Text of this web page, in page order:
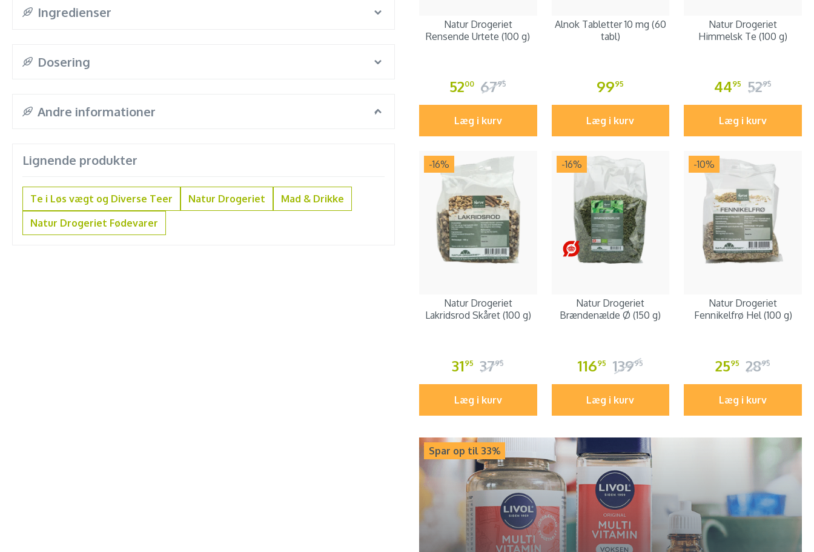
Ingredienser
Dosering
Andre informationer
Lignende produkter
Te i Løs vægt og Diverse Teer Natur Drogeriet
Mad & Drikke
Natur Drogeriet Fødevarer
Natur Drogeriet
Rensende Urtete (100 g)
5200 6795
Læg i kurv
Alnok Tabletter 10 mg (60
tabl)
9995
Læg i kurv
Natur Drogeriet
Himmelsk Te (100 g)
4495 5295
Læg i kurv
-16%
Natur Drogeriet
Lakridsrod Skåret (100 g)
31 95 3795
Læg i kurv
-16%
Natur Drogeriet
Brændenælde Ø (150 g)
11695 13995
Læg i kurv
-10%
Natur Drogeriet
Fennikelfrø Hel (100 g)
2595 2895
Læg i kurv
Spar op til 33%